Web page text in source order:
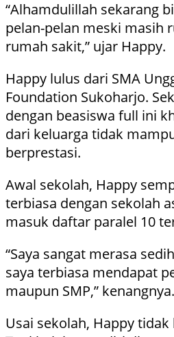
“Alhamdulillah sekarang
pelan-pelan meski masih
rumah sakit,” ujar Happy.
Happy lulus dari SMA
Foundation Sukoharjo.
dengan beasiswa full ini
dari keluarga tidak
berprestasi.
Awal sekolah, Happy
terbiasa dengan sekolah
masuk daftar paralel 10
“Saya sangat merasa
saya terbiasa mendapat
maupun SMP,” kenangnya.
Usai sekolah, Happy